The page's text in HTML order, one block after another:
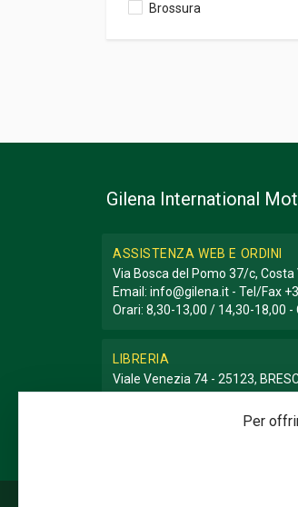
Brossura
Per
Gilena International
ASSISTENZA WEB E ORDINI
Via Bosca del Pomo 37/c, Costa
Email: info@gilena.it - Tel/Fax
Orari: 8,30-13,00 / 14,30-18,00
LIBRERIA
Viale Venezia 74 - 25123,
Email:libreria@gilena.it- Tel/
Orari: 9,30-12,30 / 15,30-19,30